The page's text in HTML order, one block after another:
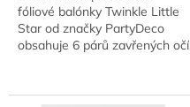
fóliové balónky Twinkle Little
Star od značky PartyDeco
obsahuje 6 párů zavřených očí
doplněk na...